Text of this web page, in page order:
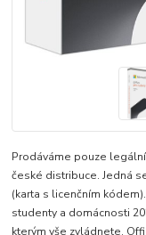
Prodáváme pouze
české distribuce. Jedná
(karta s licenčním
studenty a domácnosti
kterým vše zvládnete.